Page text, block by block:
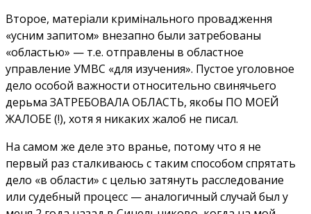
Второе, матеріали кримінального провадження
«усним запитом» внезапно были затребованы
«областью» — т.е. отправлены в областное
управление УМВС «для изучения». Пустое уголовное
дело особой важности относительно свинячьего
дерьма ЗАТРЕБОВАЛА ОБЛАСТЬ, якобы ПО МОЕЙ
ЖАЛОБЕ (!), хотя я никаких жалоб не писал.
На самом же деле это вранье, потому что я не
первый раз сталкиваюсь с таким способом спрятать
дело «в области» с целью затянуть расследование
или судебный процесс — аналогичный случай был у